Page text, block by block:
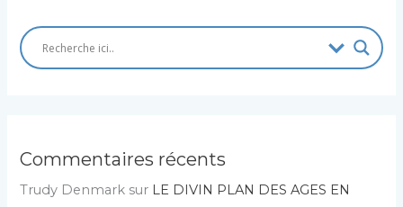
Commentaires récents
Trudy Denmark sur LE DIVIN PLAN DES AGES EN